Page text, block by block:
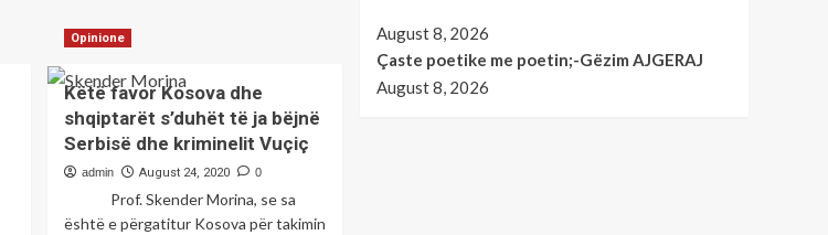
Ri,
shqiptarët
më
të
dëbuarit
Gjermania
Opinione
Këtë favor Kosova dhe
shqiptarët s’duhët të ja bëjnë
Serbisë dhe kriminelit Vuçiç
admin August 24, 2020 0
Prof. Skender Morina, se sa
është e përgatitur Kosova për takimin
August 8, 2026
Çaste poetike me poetin;-Gëzim AJGERAJ
August 8, 2026